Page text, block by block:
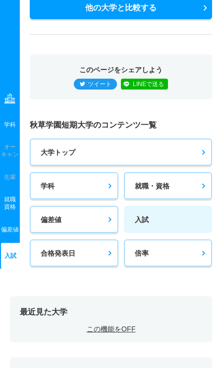
学科
オー
キャン
先輩
就職
資格
偏差値
入試
他の大学と比較する
このページをシェアしよう
ツイート LINEで送る
秋草学園短期大学のコンテンツ一覧
大学トップ
学科 就職・資格
偏差値 入試
合格発表日 倍率
最近見た大学
この機能をOFF